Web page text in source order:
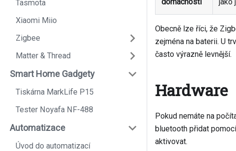
Tasmota
Xiaomi Miio
Zigbee
Matter & Thread
Smart Home Gadgety
Tiskárna MarkLife P15
Tester Noyafa NF-488
Automatizace
Úvod do automatizací
Obecně lze říci, že
zejména na baterii. U
často výrazně levnější.
Hardware
Pokud nemáte na
bluetooth přidat
aktivovat.